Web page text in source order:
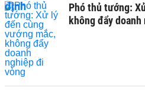
Phó thủ tướng:
không đẩy